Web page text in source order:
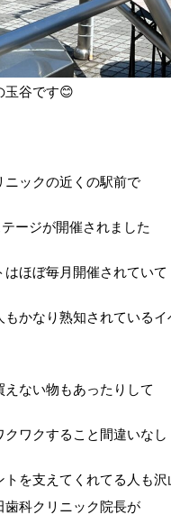
玉谷です😊
ニックの近くの駅前で
ージが開催されました
はほぼ毎月開催されていて
もかなり熟知されている
えない物もあったりして
ワクすること間違いなし
を支えてくれてる人も沢
歯科クリニック院長が